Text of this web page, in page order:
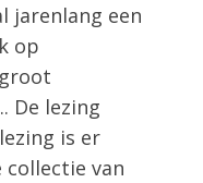
jarenlang een
op
De lezing
is er
collectie van